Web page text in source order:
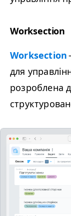
Worksection
Worksection
для
розроблена